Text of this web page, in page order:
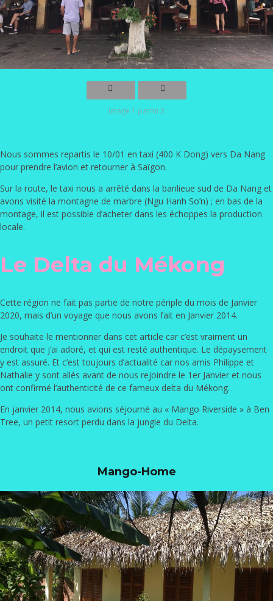
Image 1 parmi 3
Nous sommes repartis le 10/01 en taxi (400 K Dong) vers Da Nang
pour prendre l’avion et retourner à Saïgon.
Sur la route, le taxi nous a arrêté dans la banlieue sud de Da Nang et
avons visité la montagne de marbre (Ngu Hanh So’n) ; en bas de la
montage, il est possible d’acheter dans les échoppes la production
locale.
Le Delta du Mékong
Cette région ne fait pas partie de notre périple du mois de Janvier
2020, mais d’un voyage que nous avons fait en Janvier 2014.
Je souhaite le mentionner dans cet article car c’est vraiment un
endroit que j’ai adoré, et qui est resté authentique. Le dépaysement
y est assuré. Et c’est toujours d’actualité car nos amis Philippe et
Nathalie y sont allés avant de nous rejoindre le 1er Janvier et nous
ont confirmé l’authenticité de ce fameux delta du Mékong.
En janvier 2014, nous avions séjourné au « Mango Riverside » à Ben
Tree, un petit resort perdu dans la jungle du Delta.
Mango-Home